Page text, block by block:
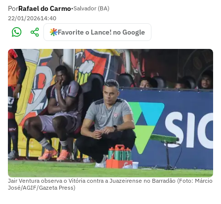
PorRafael do Carmo•Salvador (BA)
22/01/202614:40
Favorite o Lance! no Google
Jair Ventura observa o Vitória contra a Juazeirense no Barradão (Foto: Márcio
José/AGIF/Gazeta Press)